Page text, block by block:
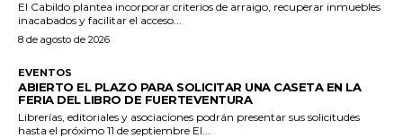
El Cabildo plantea incorporar criterios de arraigo, recuperar inmuebles
inacabados y facilitar el acceso...
8 de agosto de 2026
EVENTOS
ABIERTO EL PLAZO PARA SOLICITAR UNA CASETA EN LA
FERIA DEL LIBRO DE FUERTEVENTURA
Librerías, editoriales y asociaciones podrán presentar sus solicitudes
hasta el próximo 11 de septiembre El...